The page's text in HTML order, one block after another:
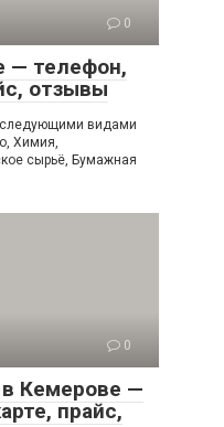
0
— телефон,
отзывы
следующими видами
Химия,
сырьё, Бумажная
0
Кемерове —
прайс,